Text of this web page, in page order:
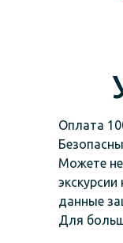
Оплата
Можете
данные
Для